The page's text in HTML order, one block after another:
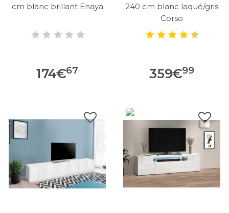
cm blanc brillant Enaya
174€67
240 cm blanc laqué/gris
Corso
359€99